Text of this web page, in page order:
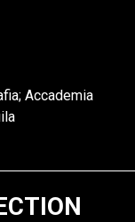
Accademia